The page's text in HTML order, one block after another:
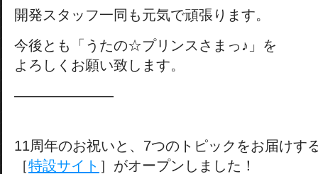
開発スタッフ一同も元気で頑張ります。
今後とも「うたの☆プリンスさまっ♪」を
よろしくお願い致します。
———————
11周年のお祝いと、7つのトピックをお届けす
［特設サイト ］がオープンしました！